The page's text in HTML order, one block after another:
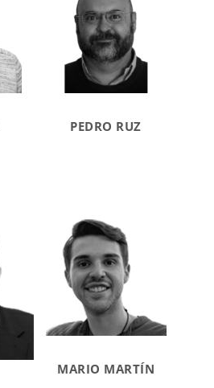
PEDRO RUZ
MARIO MARTÍN